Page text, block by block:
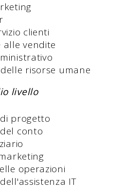
clienti
vendite
risorse umane
livello
progetto
conto
operazioni
IT